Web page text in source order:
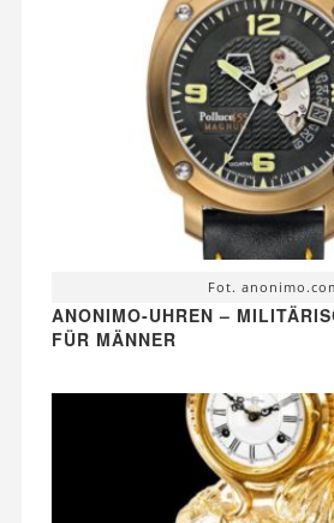
Fot.
ANONIMO-UHREN –
FÜR MÄNNER